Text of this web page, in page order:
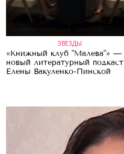
ЗВЕЗДЫ
«Книжный клуб "Малева"» —
новый литературный подкаст
Елены Вакуленко-Пинской